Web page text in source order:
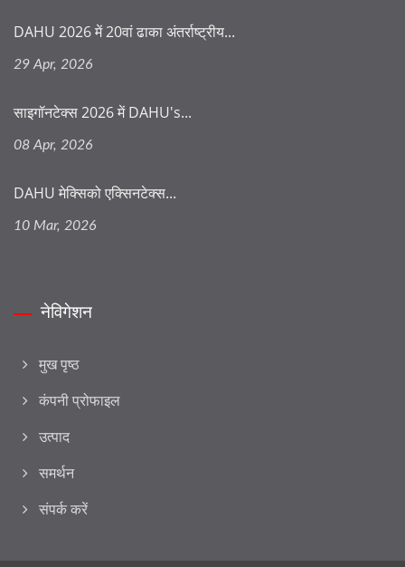
DAHU 2026 में 20वां ढाका अंतर्राष्ट्रीय...
29 Apr, 2026
साइगॉनटेक्स 2026 में DAHU's...
08 Apr, 2026
DAHU मेक्सिको एक्सिनटेक्स...
10 Mar, 2026
नेविगेशन
मुख पृष्ठ
कंपनी प्रोफाइल
उत्पाद
समर्थन
संपर्क करें